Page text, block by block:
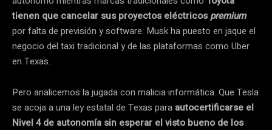
tienen que cancelar sus proyectos eléctricospremium
por falta de previsión y software. Musk ha puesto en jaque el
negocio del taxi tradicional y de las plataformas como Uber
en Texas.
Pero analicemos la jugada con malicia informática. Que Tesla
se acoja a una ley estatal de Texas para autocertificarse el
Nivel 4 de autonomía sin esperar el visto bueno de los